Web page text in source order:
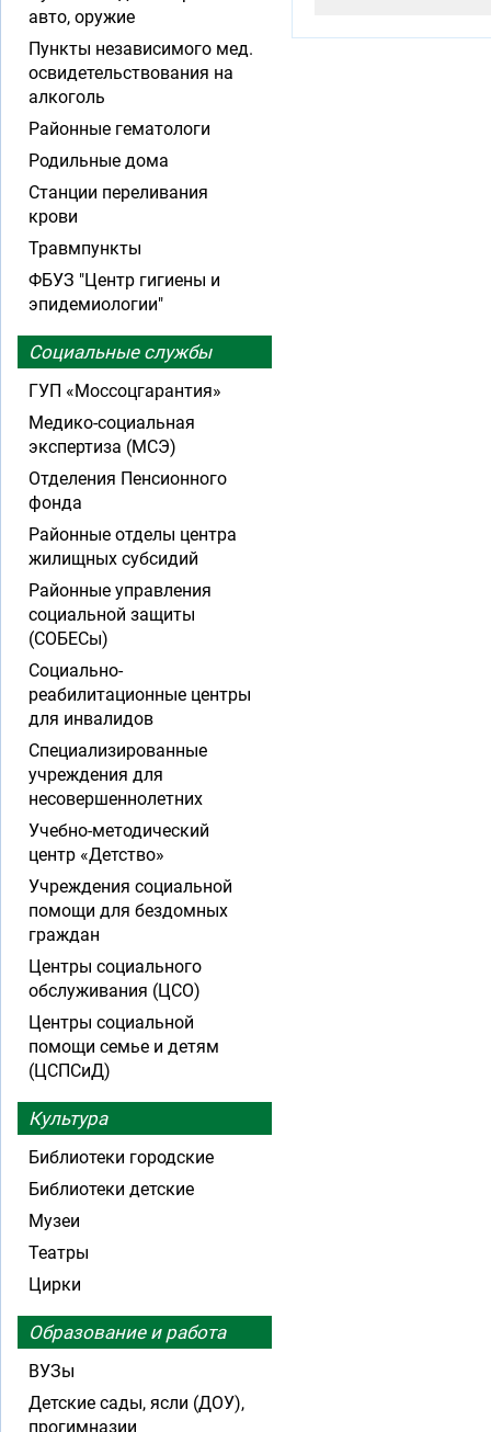
авто, оружие
Пункты независимого мед.
освидетельствования на
алкоголь
Районные гематологи
Родильные дома
Станции переливания
крови
Травмпункты
ФБУЗ "Центр гигиены и
эпидемиологии"
Социальные службы
ГУП «Моссоцгарантия»
Медико-социальная
экспертиза (МСЭ)
Отделения Пенсионного
фонда
Районные отделы центра
жилищных субсидий
Районные управления
социальной защиты
(СОБЕСы)
Социально-
реабилитационные центры
для инвалидов
Специализированные
учреждения для
несовершеннолетних
Учебно-методический
центр «Детство»
Учреждения социальной
помощи для бездомных
граждан
Центры социального
обслуживания (ЦСО)
Центры социальной
помощи семье и детям
(ЦСПСиД)
Культура
Библиотеки городские
Библиотеки детские
Музеи
Театры
Цирки
Образование и работа
ВУЗы
Детские сады, ясли (ДОУ),
прогимназии